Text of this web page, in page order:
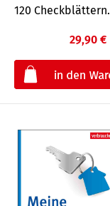
120 Check­blättern.
29,90 €